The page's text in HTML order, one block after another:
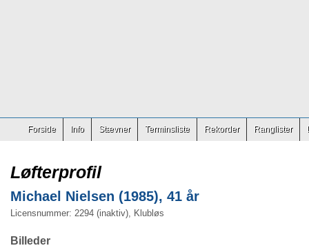
Forside Info Stævner Terminsliste Rekorder Ranglister
Løfterprofil
Michael Nielsen (1985), 41 år
Licensnummer: 2294 (inaktiv), Klubløs
Billeder